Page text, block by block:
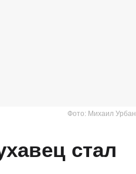
Фото: Михаил Урбан
стал